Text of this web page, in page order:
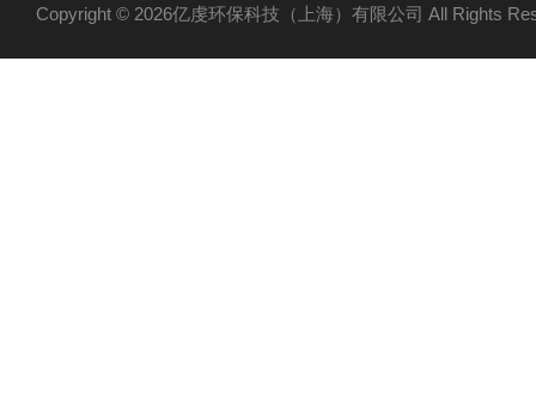
Copyright © 2026亿虔环保科技（上海）有限公司 All Rights